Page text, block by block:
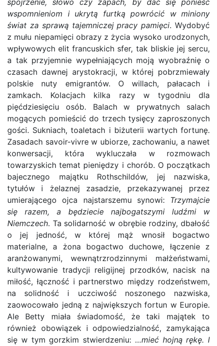
spojrzenie, słowo czy zapach, by dać się ponieść
wspomnieniom i ukrytą furtką powrócić w miniony
świat za sprawą tajemniczej pracy pamięci. Wydobyć
z mułu niepamięci obrazy z życia wysoko urodzonych,
wpływowych elit francuskich sfer, tak bliskie jej sercu,
a tak przyjemnie wypełniających moją wyobraźnię o
czasach dawnej arystokracji, w której pobrzmiewały
polskie nuty emigrantów. O willach, pałacach i
zamkach. Kolacjach kilka razy w tygodniu dla
pięćdziesięciu osób. Balach w prywatnych salach
mogących pomieścić do trzech tysięcy zaproszonych
gości. Sukniach, toaletach i biżuterii wartych fortunę.
Zasadach savoir-vivre w ubiorze, zachowaniu, a nawet
konwersacji, która wykluczała w rozmowach
towarzyskich temat pieniędzy i chorób. O początkach
bajecznego majątku Rothschildów, jej nazwiska,
tytułów i żelaznej zasadzie, przekazywanej przez
umierającego ojca najstarszemu synowi: Trzymajcie
się razem, a będziecie najbogatszymi ludźmi w
Niemczech. Ta solidarność w obrębie rodziny, dbałość
o jej jedność, w której mąż wnosił bogactwo
materialne, a żona bogactwo duchowe, łączenie z
aranżowanymi, wewnątrzrodzinnymi małżeństwami,
kultywowanie tradycji religijnej przodków, nacisk na
miłość, łączność i partnerstwo między rodzeństwem,
na solidność i uczciwość noszonego nazwiska,
zaowocowało jedną z największych fortun w Europie.
Ale Betty miała świadomość, że taki majątek to
również obowiązek i odpowiedzialność, zamykająca
się w tym gorzkim stwierdzeniu: …mieć hojną rękę. I